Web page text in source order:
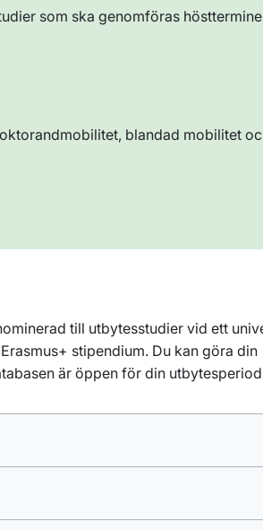
som ska genomföras
blandad mobilitet
till utbytesstudier vid ett
stipendium. Du kan göra din
är öppen för din